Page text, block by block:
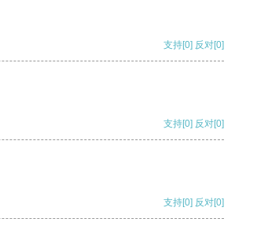
支持[0] 反对[0]
支持[0] 反对[0]
支持[0] 反对[0]